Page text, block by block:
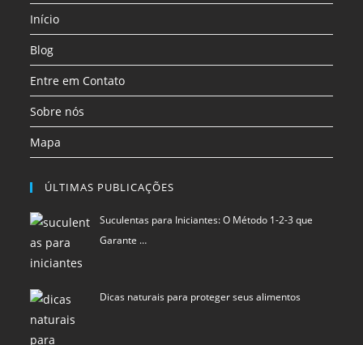
nova
aba
aba
aba
Início
Blog
Entre em Contato
Sobre nós
Mapa
ÚLTIMAS PUBLICAÇÕES
Suculentas para Iniciantes: O Método 1-2-3 que
Garante …
Dicas naturais para proteger seus alimentos